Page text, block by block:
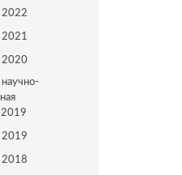
2022
2020
2019
2019
2018